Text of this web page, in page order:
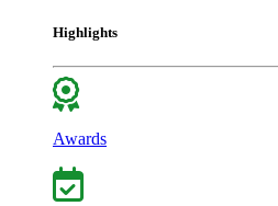
Highlights
Awards